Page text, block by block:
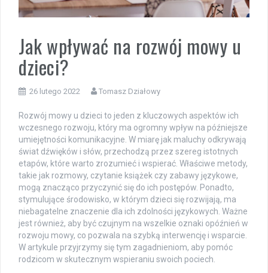
Jak wpływać na rozwój mowy u
dzieci?
26 lutego 2022 Tomasz Działowy
Rozwój mowy u dzieci to jeden z kluczowych aspektów ich
wczesnego rozwoju, który ma ogromny wpływ na późniejsze
umiejętności komunikacyjne. W miarę jak maluchy odkrywają
świat dźwięków i słów, przechodzą przez szereg istotnych
etapów, które warto zrozumieć i wspierać. Właściwe metody,
takie jak rozmowy, czytanie książek czy zabawy językowe,
mogą znacząco przyczynić się do ich postępów. Ponadto,
stymulujące środowisko, w którym dzieci się rozwijają, ma
niebagatelne znaczenie dla ich zdolności językowych. Ważne
jest również, aby być czujnym na wszelkie oznaki opóźnień w
rozwoju mowy, co pozwala na szybką interwencję i wsparcie.
W artykule przyjrzymy się tym zagadnieniom, aby pomóc
rodzicom w skutecznym wspieraniu swoich pociech.